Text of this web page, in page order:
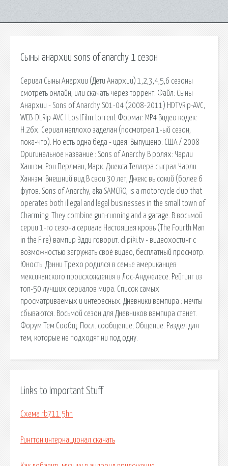
Сыны анархии sons of anarchy 1 сезон
Сериал Сыны Анархии (Дети Анархии) 1,2,3,4,5,6 сезоны
смотреть онлайн, или скачать через торрент. Файл: Сыны
Анархии - Sons of Anarchy S01-04 (2008-2011) HDTVRip-AVC,
WEB-DLRip-AVC l LostFilm.torrent Формат: MP4 Видео кодек:
H.26x. Сериал неплохо заделан (посмотрел 1-ый сезон,
пока-что). Но есть одна беда - идея. Выпущено: США / 2008
Оригинальное название : Sons of Anarchy В ролях: Чарли
Ханнэм, Рон Перлман, Марк. Джекса Теллера сыграл Чарли
Ханнэм. Внешний вид В свои 30 лет, Джекс высокий (более 6
футов. Sons of Anarchy, aka SAMCRO, is a motorcycle club that
operates both illegal and legal businesses in the small town of
Charming. They combine gun-running and a garage. В восьмой
серии 1-го сезона сериала Настоящая кровь (The Fourth Man
in the Fire) вампир Эдди говорит. clipiki.tv - видеохостинг с
возможностью загружать своё видео, бесплатный просмотр.
Юность. Дэнни Трехо родился в семье американцев
мексиканского происхождения в Лос-Анджелесе. Рейтинг из
топ-50 лучших сериалов мира. Список самых
просматриваемых и интересных. Дневники вампира : мечты
сбываются. Восьмой сезон для Дневников вампира станет.
Форум Тем Сообщ. Посл. сообщение; Общение. Раздел для
тем, которые не подходят ни под одну.
Links to Important Stuff
Схема rb711 5hn
Рингтон интернационал скачать